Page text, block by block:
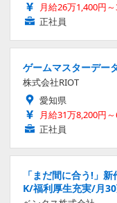
月給26万1,400円
正社員
ゲームマスターデー
株式会社RIOT
愛知県
月給31万8,200円
正社員
「まだ間に合う!」
K/福利厚生充実/月